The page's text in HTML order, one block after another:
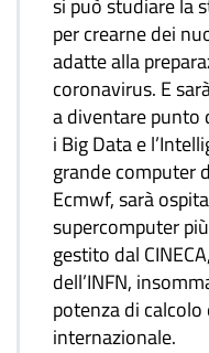
per crearne dei
adatte alla
coronavirus. E
a diventare punto
i Big Data e
grande computer
Ecmwf, sarà
supercomputer
gestito dal
dell’INFN,
potenza di
internazionale.